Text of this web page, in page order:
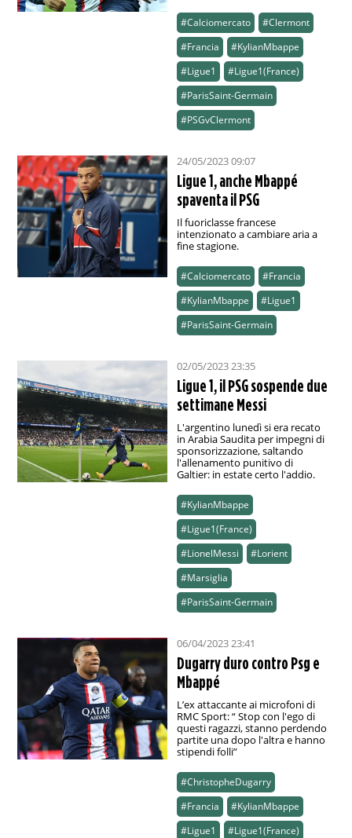
#Calciomercato
#Clermont
#Francia
#KylianMbappe
#Ligue1
#Ligue1(France)
#ParisSaint-Germain
#PSGvClermont
24/05/2023 09:07
Ligue 1, anche Mbappé
spaventa il PSG
Il fuoriclasse francese
intenzionato a cambiare aria a
fine stagione.
#Calciomercato
#Francia
#KylianMbappe
#Ligue1
#ParisSaint-Germain
02/05/2023 23:35
Ligue 1, il PSG sospende due
settimane Messi
L'argentino lunedì si era recato
in Arabia Saudita per impegni di
sponsorizzazione, saltando
l'allenamento punitivo di
Galtier: in estate certo l'addio.
#KylianMbappe
#Ligue1(France)
#LionelMessi
#Lorient
#Marsiglia
#ParisSaint-Germain
06/04/2023 23:41
Dugarry duro contro Psg e
Mbappé
L’ex attaccante ai microfoni di
RMC Sport: “ Stop con l'ego di
questi ragazzi, stanno perdendo
partite una dopo l'altra e hanno
stipendi folli”
#ChristopheDugarry
#Francia
#KylianMbappe
#Ligue1
#Ligue1(France)